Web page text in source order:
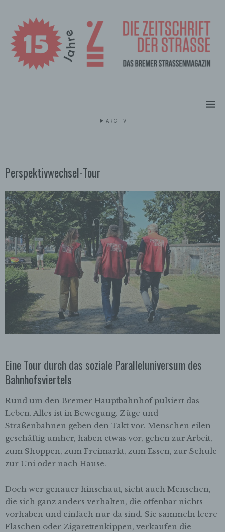
ARCHIV
Perspektivwechsel-Tour
Eine Tour durch das soziale Paralleluniversum des
Bahnhofsviertels
Rund um den Bremer Hauptbahnhof pulsiert das
Leben. Alles ist in Bewegung. Züge und
Straßenbahnen geben den Takt vor. Menschen eilen
geschäftig umher, haben etwas vor, gehen zur Arbeit,
zum Shoppen, zum Freimarkt, zum Essen, zur Schule
zur Uni oder nach Hause.
Doch wer genauer hinschaut, sieht auch Menschen,
die sich ganz anders verhalten, die offenbar nichts
vorhaben und einfach nur da sind. Sie sammeln leere
Flaschen oder Zigarettenkippen, verkaufen die